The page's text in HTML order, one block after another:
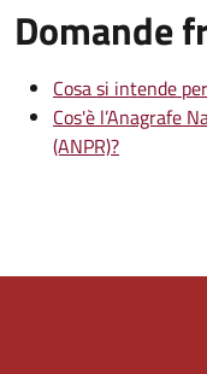
Domande
Cosa si intende
Cos'è l’Anagrafe
(ANPR)?